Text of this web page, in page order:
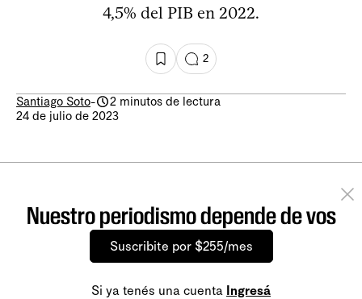
4,5% del PIB en 2022.
2
Santiago Soto-
2 minutos de lectura
24 de julio de 2023
Nuestro periodismo depende de vos
Suscribite por $255/mes
Si ya tenés una cuenta Ingresá